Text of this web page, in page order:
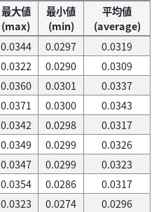
最大値
(max)
最小値
(min)
平均値
(average)
0.0344 0.0297
0.0319
0.0322 0.0290
0.0309
0.0360 0.0301
0.0337
0.0371 0.0300
0.0343
0.0342 0.0298
0.0317
0.0349 0.0299
0.0326
0.0347 0.0299
0.0323
0.0354 0.0286
0.0317
0.0323 0.0274
0.0296